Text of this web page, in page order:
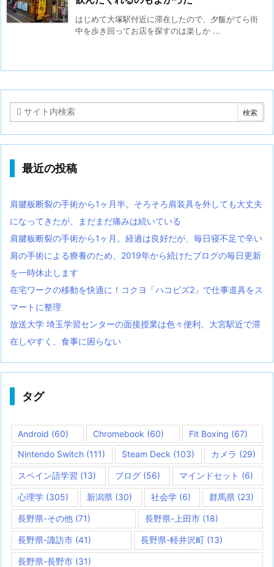
はじめて大塚駅付近に滞在したので、夕飯がてら街
中を歩き回ってお店を探すのは楽しか ...
最近の投稿
肩腱板断裂の手術から1ヶ月半。そろそろ肩装具を外しても大丈夫
になってきたが、まだまだ痛みは続いている
肩腱板断裂の手術から1ヶ月。経過は良好だが、毎日寝不足で辛い
肩の手術による療養のため、2019年から続けたブログの毎日更新
を一時休止します
在宅ワークの移動を快適に！コクヨ「ハコビズ2」で仕事道具をス
マートに整理
放送大学 埼玉学習センターの面接授業は色々便利。大宮駅近で滞
在しやすく、食事に困らない
タグ
Android (60) Chromebook (60) Fit Boxing (67)
Nintendo Switch (111) Steam Deck (103) カメラ (29)
スペイン語学習 (13) ブログ (56) マインドセット (6)
心理学 (305) 新潟県 (30) 社会学(6) 群馬県 (23)
長野県-その他 (71) 長野県-上田市(18)
長野県-諏訪市 (41) 長野県-軽井沢町 (13)
長野県-長野市 (31)